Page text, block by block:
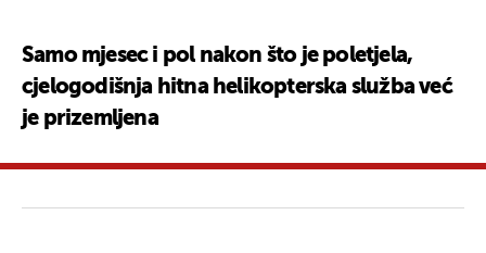
Samo mjesec i pol nakon što je poletjela,
cjelogodišnja hitna helikopterska služba već
je prizemljena